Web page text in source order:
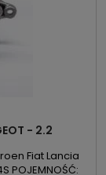
- 2.2
Fiat Lancia
POJEMNOŚĆ: